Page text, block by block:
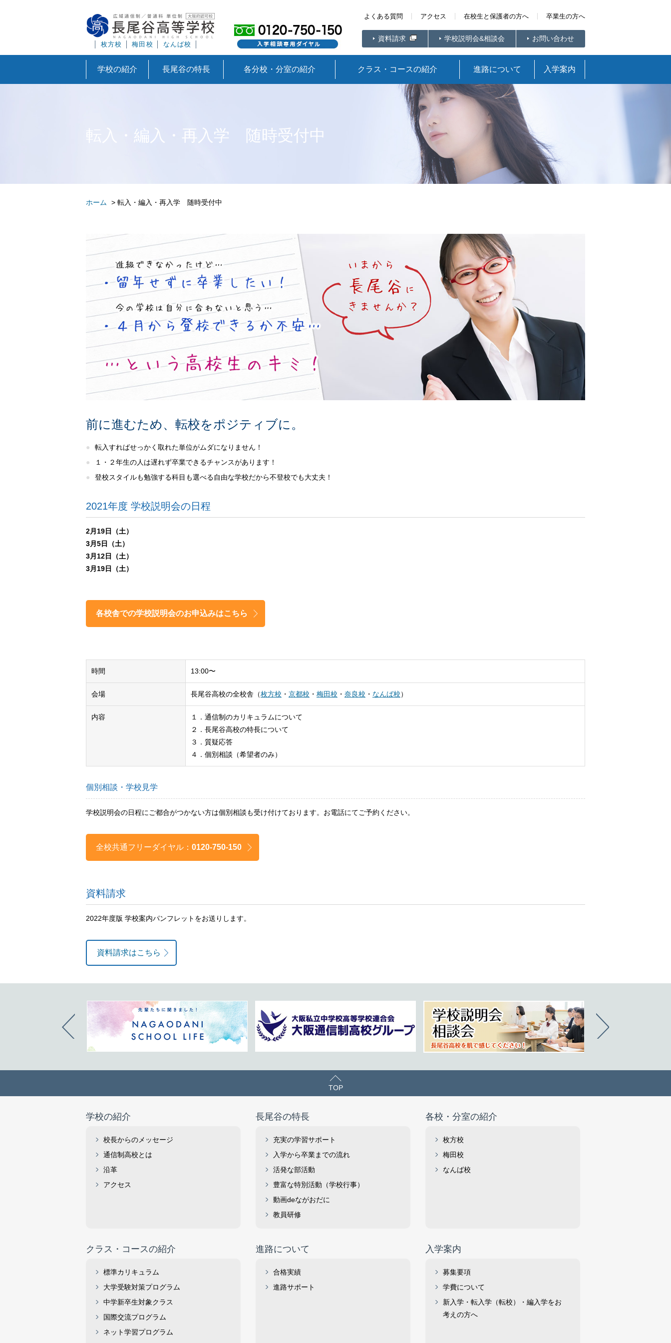
枚方校 │梅田校 なんば校
よくある質問 アクセス 在校生と保護者の方へ 卒業生の方へ
資料請求 学校説明会&相談会 お問い合わせ
学校の紹介 長尾谷の特長 各分校・分室の紹介 クラス・コースの紹介 進路について 入学案内
転入・編入・再入学 随時受付中
ホーム > 転入・編入・再入学 随時受付中
前に進むため、転校をポジティブに。
転入すればせっかく取れた単位がムダになりません！
１・２年生の人は遅れず卒業できるチャンスがあります！
登校スタイルも勉強する科目も選べる自由な学校だから不登校でも大丈夫！
2021年度 学校説明会の日程
2月19日（土）
3月5日（土）
3月12日（土）
3月19日（土）
各校舎での学校説明会のお申込みはこちら
時間 13:00〜
会場 長尾谷高校の全校舎（枚方校 ・ 京都校 ・ 梅田校 ・ 奈良校 ・ なんば校）
内容
１．通信制のカリキュラムについて
２．長尾谷高校の特長について
３．質疑応答
４．個別相談（希望者のみ）
個別相談・学校見学
学校説明会の日程にご都合がつかない方は個別相談も受け付けております。お電話にてご予約ください。
全校共通フリーダイヤル： 0120-750-150
資料請求
2022年度版 学校案内パンフレットをお送りします。
資料請求はこちら
TOP
学校の紹介
校長からのメッセージ
通信制高校とは
沿革
アクセス
長尾谷の特長
充実の学習サポート
入学から卒業までの流れ
活発な部活動
豊富な特別活動（学校行事）
動画deながおだに
教員研修
各校・分室の紹介
枚方校
梅田校
なんば校
クラス・コースの紹介
標準カリキュラム
大学受験対策プログラム
中学新卒生対象クラス
国際交流プログラム
ネット学習プログラム
進路について
合格実績
進路サポート
入学案内
募集要項
学費について
新入学・転入学（転校）・編入学をお
考えの方へ